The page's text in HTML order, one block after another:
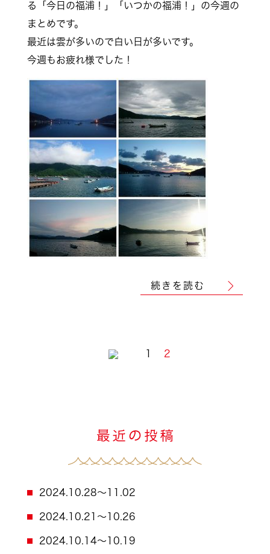
る「今日の福浦！」「いつかの福浦！」の今週の
まとめです。
最近は雲が多いので白い日が多いです。
今週もお疲れ様でした！
続きを読む
1 2
2024.10.28～11.02
2024.10.21～10.26
2024.10.14～10.19